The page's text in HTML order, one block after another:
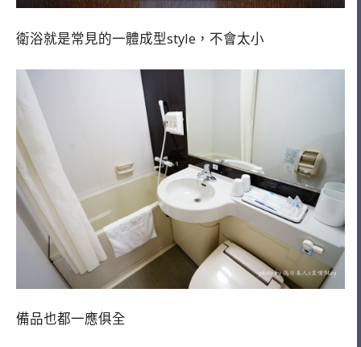
衛浴就是常見的一體成型style，不會太小
備品也都一應俱全